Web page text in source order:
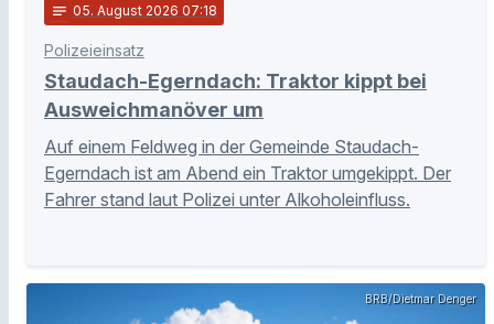
notes 05. August 2026 07:18
Polizeieinsatz
Staudach-Egerndach: Traktor kippt bei
Ausweichmanöver um
Auf einem Feldweg in der Gemeinde Staudach-
Egerndach ist am Abend ein Traktor umgekippt. Der
Fahrer stand laut Polizei unter Alkoholeinfluss.
BRB/Dietmar Denger